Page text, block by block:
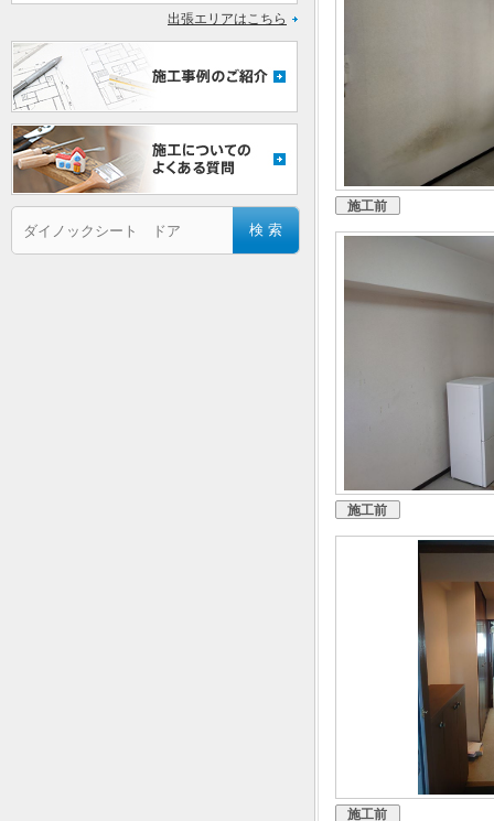
出張エリアはこちら
施工前
施工前
施工前